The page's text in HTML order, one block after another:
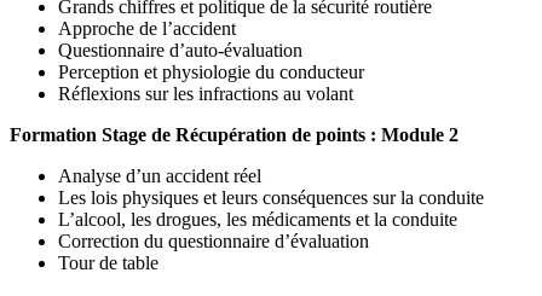
Grands chiffres et politique de la sécurité routière
Approche de l’accident
Questionnaire d’auto-évaluation
Perception et physiologie du conducteur
Réflexions sur les infractions au volant
Formation Stage de Récupération de points : Module 2
Analyse d’un accident réel
Les lois physiques et leurs conséquences sur la conduite
L’alcool, les drogues, les médicaments et la conduite
Correction du questionnaire d’évaluation
Tour de table